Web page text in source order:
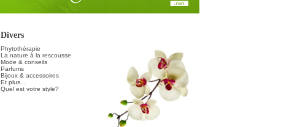
Divers
Phytothérapie
La nature à la rescousse
Mode & conseils
Parfums
Bijoux & accessoires
Et plus...
Quel est votre style?